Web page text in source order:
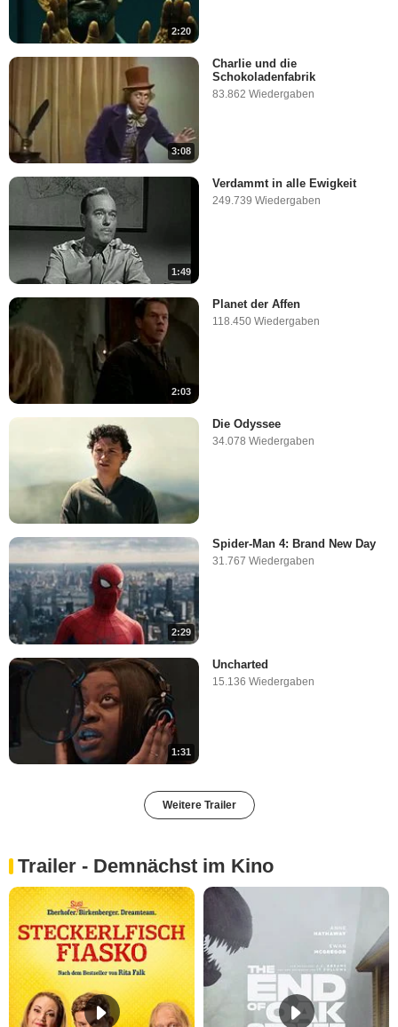
2:20
3:08
Charlie und die
Schokoladenfabrik
83.862 Wiedergaben
1:49
Verdammt in alle Ewigkeit
249.739 Wiedergaben
2:03
Planet der Affen
118.450 Wiedergaben
Die Odyssee
34.078 Wiedergaben
2:29
Spider-Man 4: Brand New Day
31.767 Wiedergaben
1:31
Uncharted
15.136 Wiedergaben
Weitere Trailer
Trailer - Demnächst im Kino